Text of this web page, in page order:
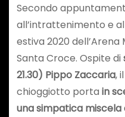
Secondo
all’intrattenimento e
estiva 2020
Santa Croce. Ospite di
21.30) Pippo Zaccaria,
chioggiotto porta in
una simpatica miscela